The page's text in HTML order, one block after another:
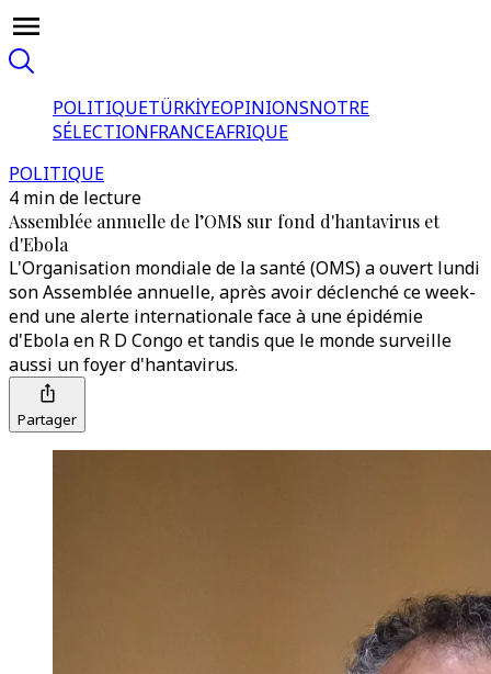
POLITIQUETÜRKİYEOPINIONSNOTRE
SÉLECTIONFRANCEAFRIQUE
POLITIQUE
4 min de lecture
Assemblée annuelle de l’OMS sur fond d'hantavirus et
d'Ebola
L'Organisation mondiale de la santé (OMS) a ouvert lundi
son Assemblée annuelle, après avoir déclenché ce week-
end une alerte internationale face à une épidémie
d'Ebola en R D Congo et tandis que le monde surveille
aussi un foyer d'hantavirus.
Partager